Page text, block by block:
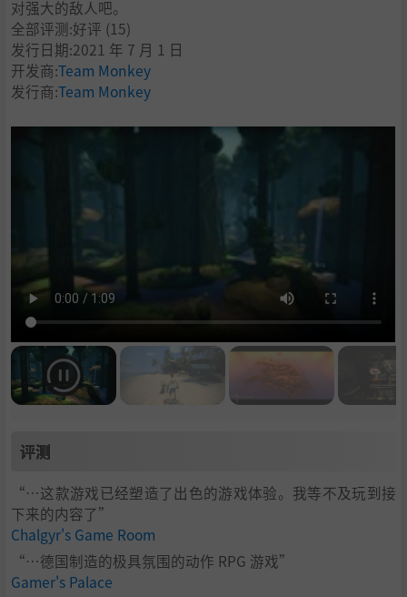
对强大的敌人吧。
全部评测:好评 (15)
发行日期:2021 年 7 月 1 日
开发商:Team Monkey
发行商:Team Monkey
评测
“…这款游戏已经塑造了出色的游戏体验。我等不及玩到接
下来的内容了”
Chalgyr's Game Room
“…德国制造的极具氛围的动作 RPG 游戏”
Gamer's Palace